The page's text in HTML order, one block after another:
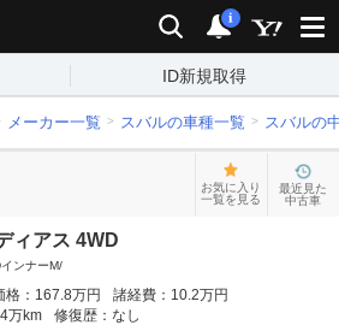
検索 通知
i
ID新規取得
メーカー一覧 スバルの車種一覧 スバルの
お気に入り
一覧を見る
最近見た
中古車
ィアス 4WD
ンナーM/
： 167.8万円 諸経費： 10.2万円
万km 修復歴： なし